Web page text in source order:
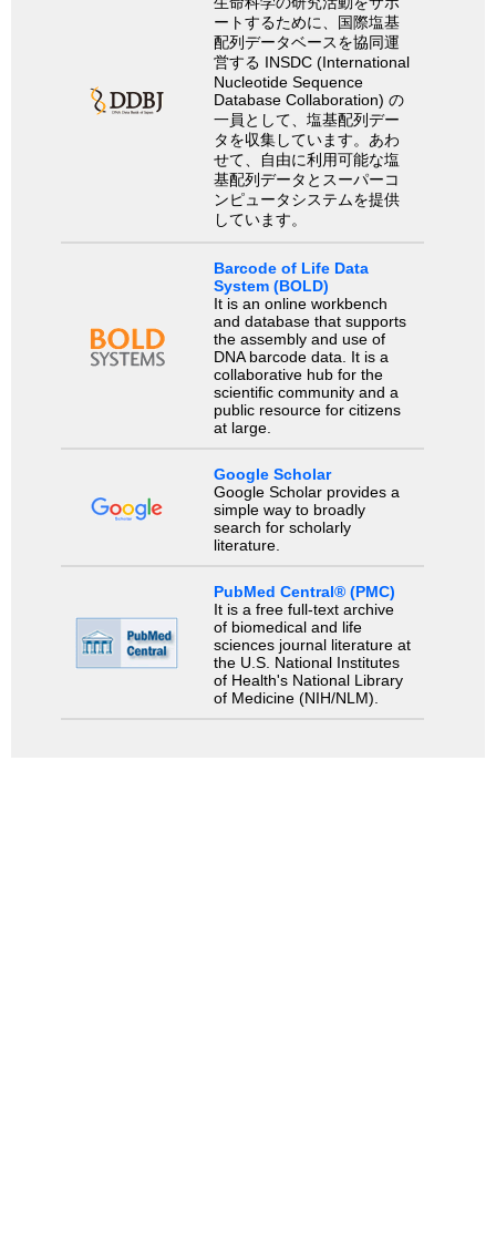
ートするために、国際塩基
配列データベースを協同運
営する INSDC (International
Nucleotide Sequence
Database Collaboration) の
一員として、塩基配列デー
タを収集しています。あわ
せて、自由に利用可能な塩
基配列データとスーパーコ
ンピュータシステムを提供
しています。
Barcode of Life Data
System (BOLD)
It is an online workbench
and database that supports
the assembly and use of
DNA barcode data. It is a
collaborative hub for the
scientific community and a
public resource for citizens
at large.
Google Scholar
Google Scholar provides a
simple way to broadly
search for scholarly
literature.
PubMed Central® (PMC)
It is a free full-text archive
of biomedical and life
sciences journal literature at
the U.S. National Institutes
of Health's National Library
of Medicine (NIH/NLM).